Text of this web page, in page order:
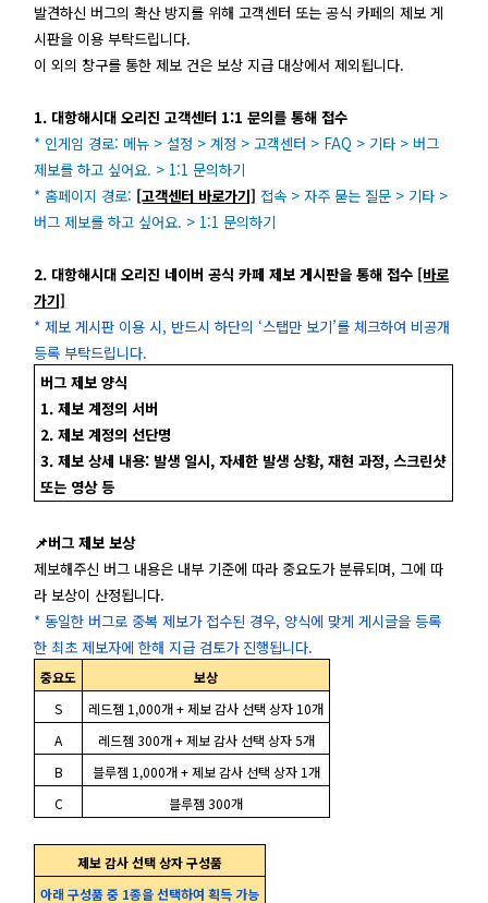
발견하신 버그의 확산 방지를 위해 고객센터 또는 공식 카페의 제보 게
시판을 이용 부탁드립니다.
이 외의 창구를 통한 제보 건은 보상 지급 대상에서 제외됩니다.
1. 대항해시대 오리진 고객센터 1:1 문의를 통해 접수
* 인게임 경로: 메뉴 > 설정 > 계정 > 고객센터 > FAQ > 기타 > 버그
제보를 하고 싶어요. > 1:1 문의하기
* 홈페이지 경로: [고객센터 바로가기] 접속 > 자주 묻는 질문 > 기타 >
버그 제보를 하고 싶어요. > 1:1 문의하기
2. 대항해시대 오리진 네이버 공식 카페 제보 게시판을 통해 접수 [바로
가기]
* 제보 게시판 이용 시, 반드시 하단의 ‘스탭만 보기’를 체크하여 비공개
등록 부탁드립니다.
버그 제보 양식
1. 제보 계정의 서버
2. 제보 계정의 선단명
3. 제보 상세 내용: 발생 일시, 자세한 발생 상황, 재현 과정, 스크린샷
또는 영상 등
📌버그 제보 보상
제보해주신 버그 내용은 내부 기준에 따라 중요도가 분류되며, 그에 따
라 보상이 산정됩니다.
* 동일한 버그로 중복 제보가 접수된 경우, 양식에 맞게 게시글을 등록
한 최초 제보자에 한해 지급 검토가 진행됩니다.
중요도
보상
S
레드젬 1,000개 + 제보 감사 선택 상자 10개
A
레드젬 300개 + 제보 감사 선택 상자 5개
B
블루젬 1,000개 + 제보 감사 선택 상자 1개
C
블루젬 300개
제보 감사 선택 상자 구성품
아래 구성품 중 1종을 선택하여 획득 가능